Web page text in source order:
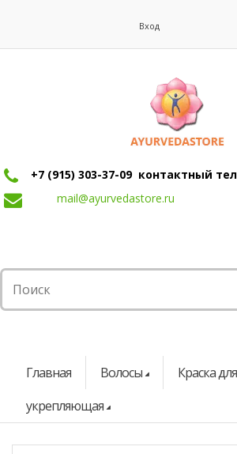
Вход
+7 (915) 303-37-09 контактный
mail@ayurvedastore.ru
Главная Волосы
Краска
укрепляющая